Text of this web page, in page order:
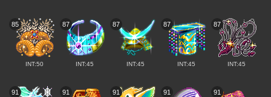
85
INT:50
87
INT:45
87
INT:45
87
INT:45
87
INT:45
91 91 91 91 91